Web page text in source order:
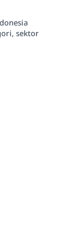
sektor